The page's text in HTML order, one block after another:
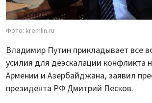
Фото: kremlin.ru
Владимир Путин прикладывает все
усилия для деэскалации конфликта
Армении и Азербайджана, заявил
президента РФ Дмитрий Песков.